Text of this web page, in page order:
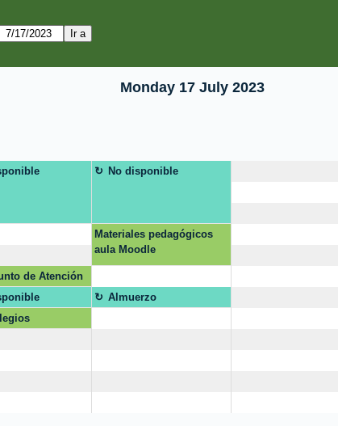
Monday 17 July 2023
No disponible
Materiales pedagógicos
aula Moodle
de Atención
Almuerzo